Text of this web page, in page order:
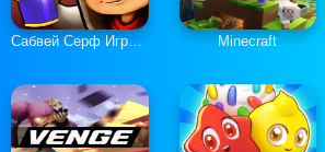
Сабвей Серф Играть Онлайн Minecraft